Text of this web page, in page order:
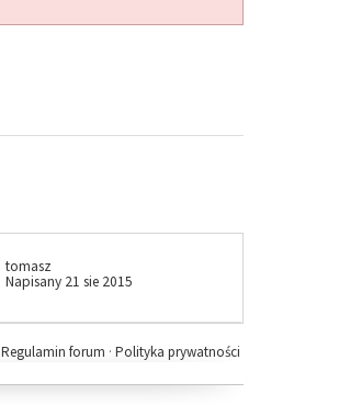
tomasz
Napisany 21 sie 2015
Polityka prywatności
Regulamin forum ·